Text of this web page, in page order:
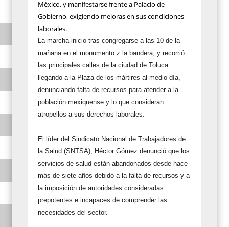
México, y manifestarse frente a Palacio de
Gobierno, exigiendo mejoras en sus condiciones
laborales.
La marcha inicio tras congregarse a las 10 de la
mañana en el monumento z la bandera, y recorrió
las principales calles de la ciudad de Toluca
llegando a la Plaza de los mártires al medio día,
denunciando falta de recursos para atender a la
población mexiquense y lo que consideran
atropellos a sus derechos laborales.
El líder del Sindicato Nacional de Trabajadores de
la Salud (SNTSA), Héctor Gómez denunció que los
servicios de salud están abandonados desde hace
más de siete años debido a la falta de recursos y a
la imposición de autoridades consideradas
prepotentes e incapaces de comprender las
necesidades del sector.